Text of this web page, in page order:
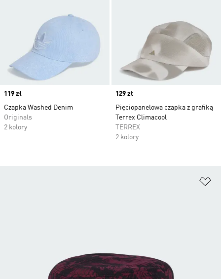
Price
119 zł
Czapka Washed Denim
Originals
2 kolory
Price
129 zł
Pięciopanelowa czapka z grafiką
Terrex Climacool
TERREX
2 kolory